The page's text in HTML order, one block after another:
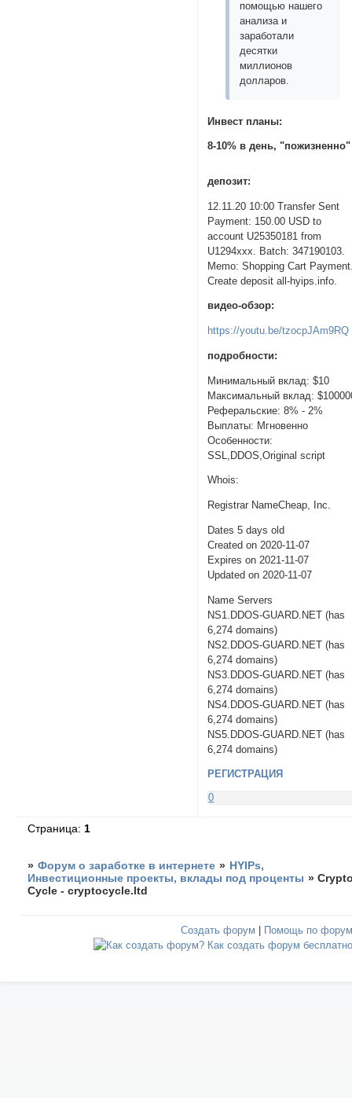
помощью нашего
анализа и
заработали
десятки
миллионов
долларов.
Инвест планы:
8-10% в день, "пожизненно"
депозит:
12.11.20 10:00 Transfer Sent
Payment: 150.00 USD to
account U25350181 from
U1294xxx. Batch: 347190103.
Memo: Shopping Cart
Create deposit all-hyips.info.
видео-обзор:
https://youtu.be/tzocpJAm9RQ
подробности:
Минимальный вклад: $10
Максимальный вклад:
Реферальские: 8% - 2%
Выплаты: Мгновенно
Особенности:
SSL,DDOS,Original script
Whois:
Registrar NameCheap, Inc.
Dates 5 days old
Created on 2020-11-07
Expires on 2021-11-07
Updated on 2020-11-07
Name Servers
NS1.DDOS-GUARD.NET (has
6,274 domains)
NS2.DDOS-GUARD.NET (has
6,274 domains)
NS3.DDOS-GUARD.NET (has
6,274 domains)
NS4.DDOS-GUARD.NET (has
6,274 domains)
NS5.DDOS-GUARD.NET (has
6,274 domains)
РЕГИСТРАЦИЯ
0
Страница: 1
» Форум о заработке в интернете » HYIPs,
Инвестиционные проекты, вклады под проценты »
Cycle - cryptocycle.ltd
Создать форум | Помощь по